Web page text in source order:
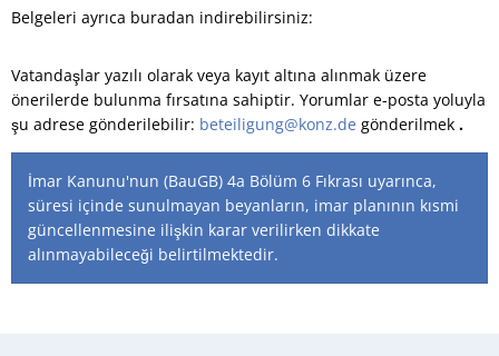
Belgeleri ayrıca buradan indirebilirsiniz:
Vatandaşlar yazılı olarak veya kayıt altına alınmak üzere
önerilerde bulunma fırsatına sahiptir. Yorumlar e-posta yoluyla
şu adrese gönderilebilir: beteiligung@konz.de gönderilmek .
İmar Kanunu'nun (BauGB) 4a Bölüm 6 Fıkrası uyarınca,
süresi içinde sunulmayan beyanların, imar planının kısmi
güncellenmesine ilişkin karar verilirken dikkate
alınmayabileceği belirtilmektedir.